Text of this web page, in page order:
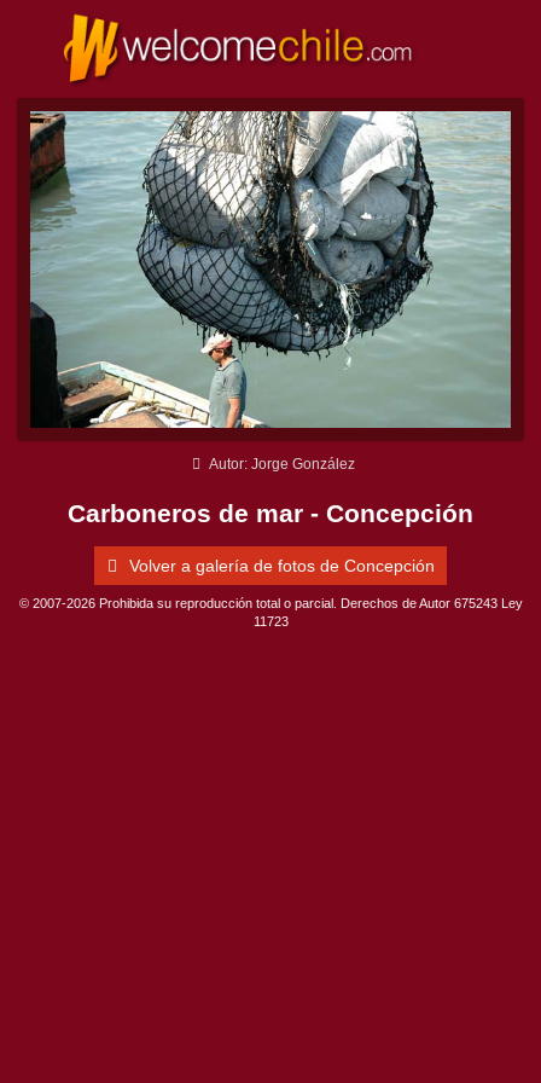
Autor: Jorge González
Carboneros de mar - Concepción
Volver a galería de fotos de Concepción
© 2007-2026 Prohibida su reproducción total o parcial. Derechos de Autor 675243 Ley
11723